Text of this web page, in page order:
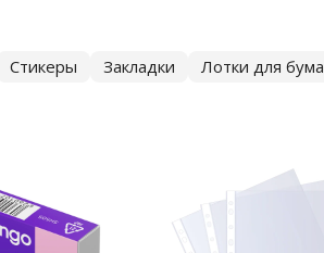
Стикеры Закладки Лотки для